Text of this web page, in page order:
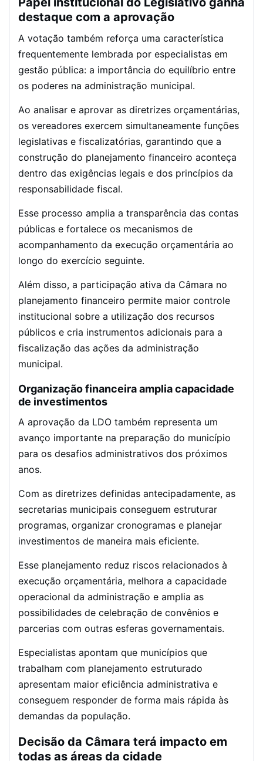
destaque com a aprovação
A votação também reforça uma característica
frequentemente lembrada por especialistas em
gestão pública: a importância do equilíbrio entre
os poderes na administração municipal.
Ao analisar e aprovar as diretrizes orçamentárias,
os vereadores exercem simultaneamente funções
legislativas e fiscalizatórias, garantindo que a
construção do planejamento financeiro aconteça
dentro das exigências legais e dos princípios da
responsabilidade fiscal.
Esse processo amplia a transparência das contas
públicas e fortalece os mecanismos de
acompanhamento da execução orçamentária ao
longo do exercício seguinte.
Além disso, a participação ativa da Câmara no
planejamento financeiro permite maior controle
institucional sobre a utilização dos recursos
públicos e cria instrumentos adicionais para a
fiscalização das ações da administração
municipal.
Organização financeira amplia capacidade
de investimentos
A aprovação da LDO também representa um
avanço importante na preparação do município
para os desafios administrativos dos próximos
anos.
Com as diretrizes definidas antecipadamente, as
secretarias municipais conseguem estruturar
programas, organizar cronogramas e planejar
investimentos de maneira mais eficiente.
Esse planejamento reduz riscos relacionados à
execução orçamentária, melhora a capacidade
operacional da administração e amplia as
possibilidades de celebração de convênios e
parcerias com outras esferas governamentais.
Especialistas apontam que municípios que
trabalham com planejamento estruturado
apresentam maior eficiência administrativa e
conseguem responder de forma mais rápida às
demandas da população.
Decisão da Câmara terá impacto em
todas as áreas da cidade